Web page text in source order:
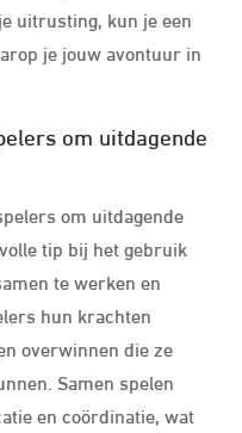
uitrusting, kun je een
je jouw avontuur in
om uitdagende
om uitdagende
tip bij het gebruik
te werken en
hun krachten
overwinnen die ze
Samen spelen
en coördinatie, wat